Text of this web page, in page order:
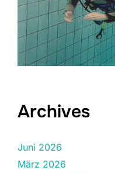
Archives
Juni 2026
März 2026